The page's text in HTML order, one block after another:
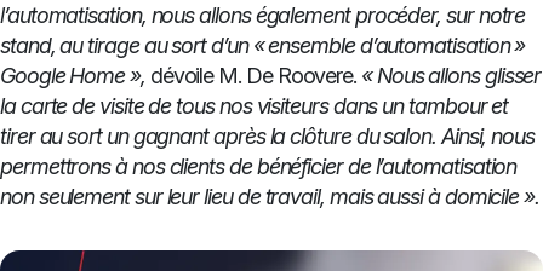
l’automatisation, nous allons également procéder, sur notre
stand, au tirage au sort d’un « ensemble d’automatisation »
Google Home », dévoile M. De Roovere. « Nous allons glisser
la carte de visite de tous nos visiteurs dans un tambour et
tirer au sort un gagnant après la clôture du salon. Ainsi, nous
permettrons à nos clients de bénéficier de l’automatisation
non seulement sur leur lieu de travail, mais aussi à domicile ».